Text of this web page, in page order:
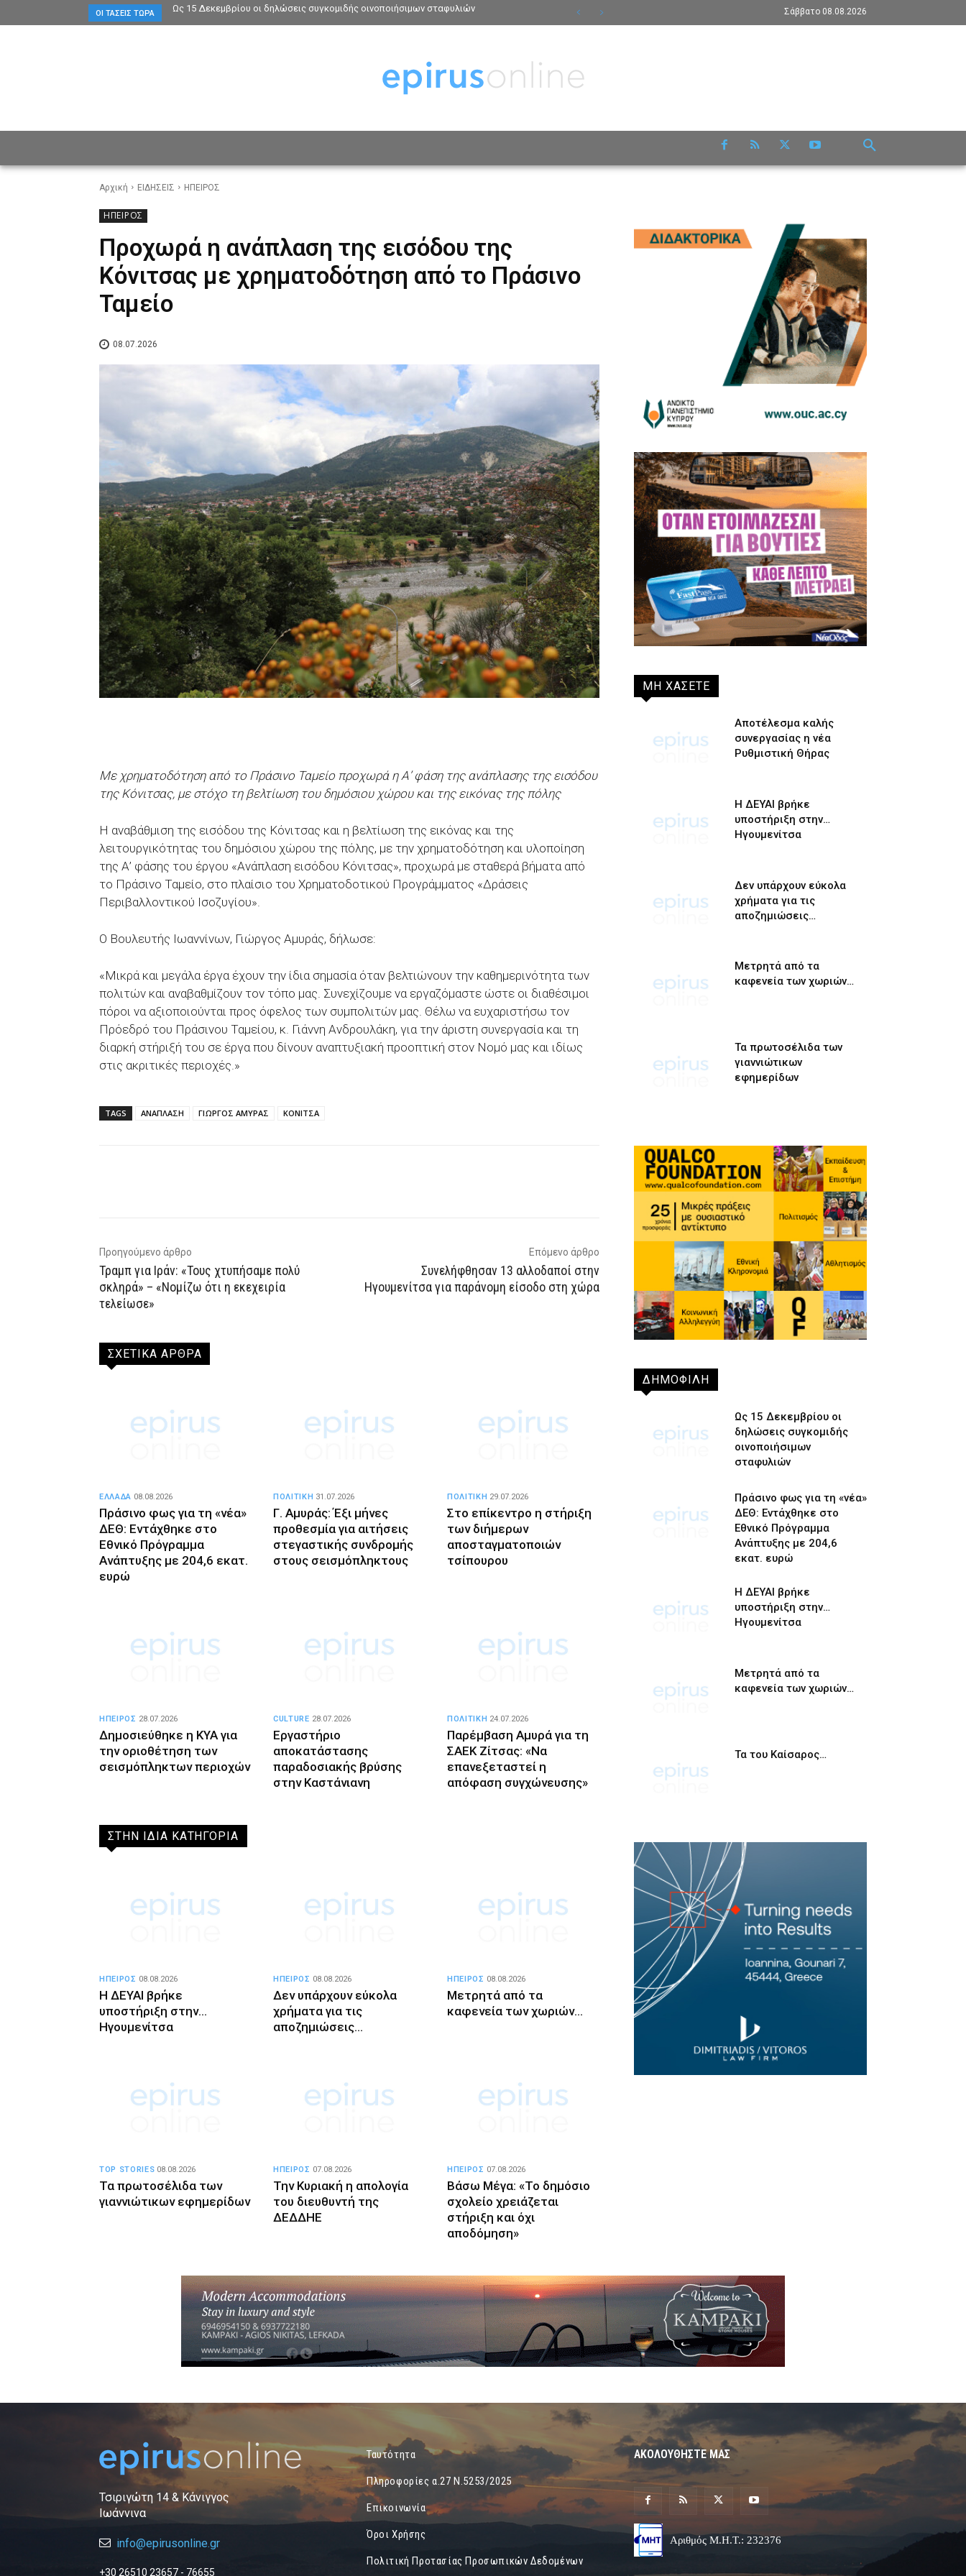
ΟΙ ΤΆΣΕΙΣ ΤΏΡΑ Ως 15 Δεκεμβρίου οι δηλώσεις συγκομιδής οινοποιήσιμων σταφυλιών Σάββατο 08.08.2026
Αρχική ΕΙΔΗΣΕΙΣ ΗΠΕΙΡΟΣ
ΗΠΕΙΡΟΣ
Προχωρά η ανάπλαση της εισόδου της
Κόνιτσας με χρηματοδότηση από το Πράσινο
Ταμείο
08.07.2026
Με χρηματοδότηση από το Πράσινο Ταμείο προχωρά η Α’ φάση της ανάπλασης της εισόδου
της Κόνιτσας, με στόχο τη βελτίωση του δημόσιου χώρου και της εικόνας της πόλης
Η αναβάθμιση της εισόδου της Κόνιτσας και η βελτίωση της εικόνας και της
λειτουργικότητας του δημόσιου χώρου της πόλης, με την χρηματοδότηση και υλοποίηση
της Α’ φάσης του έργου «Ανάπλαση εισόδου Κόνιτσας», προχωρά με σταθερά βήματα από
το Πράσινο Ταμείο, στο πλαίσιο του Χρηματοδοτικού Προγράμματος «Δράσεις
Περιβαλλοντικού Ισοζυγίου».
Ο Βουλευτής Ιωαννίνων, Γιώργος Αμυράς, δήλωσε:
«Μικρά και μεγάλα έργα έχουν την ίδια σημασία όταν βελτιώνουν την καθημερινότητα των
πολιτών και αναβαθμίζουν τον τόπο μας. Συνεχίζουμε να εργαζόμαστε ώστε οι διαθέσιμοι
πόροι να αξιοποιούνται προς όφελος των συμπολιτών μας. Θέλω να ευχαριστήσω τον
Πρόεδρό του Πράσινου Ταμείου, κ. Γιάννη Ανδρουλάκη, για την άριστη συνεργασία και τη
διαρκή στήριξή του σε έργα που δίνουν αναπτυξιακή προοπτική στον Νομό μας και ιδίως
στις ακριτικές περιοχές.»
TAGS ΑΝΑΠΛΑΣΗ ΓΙΩΡΓΟΣ ΑΜΥΡΑΣ ΚΟΝΙΤΣΑ
Προηγούμενο άρθρο
Τραμπ για Ιράν: «Τους χτυπήσαμε πολύ
σκληρά» – «Νομίζω ότι η εκεχειρία
τελείωσε»
Επόμενο άρθρο
Συνελήφθησαν 13 αλλοδαποί στην
Ηγουμενίτσα για παράνομη είσοδο στη χώρα
ΣΧΕΤΙΚΑ ΑΡΘΡΑ
Πράσινο φως για τη «νέα»
ΔΕΘ: Εντάχθηκε στο
Εθνικό Πρόγραμμα
Ανάπτυξης με 204,6 εκατ.
ευρώ
ΕΛΛΑΔΑ 08.08.2026
Γ. Αμυράς: Έξι μήνες
προθεσμία για αιτήσεις
στεγαστικής συνδρομής
στους σεισμόπληκτους
ΠΟΛΙΤΙΚΗ 31.07.2026
Στο επίκεντρο η στήριξη
των διήμερων
αποσταγματοποιών
τσίπουρου
ΠΟΛΙΤΙΚΗ 29.07.2026
Δημοσιεύθηκε η ΚΥΑ για
την οριοθέτηση των
σεισμόπληκτων περιοχών
ΗΠΕΙΡΟΣ 28.07.2026
Εργαστήριο
αποκατάστασης
παραδοσιακής βρύσης
στην Καστάνιανη
CULTURE 28.07.2026
Παρέμβαση Αμυρά για τη
ΣΑΕΚ Ζίτσας: «Να
επανεξεταστεί η
απόφαση συγχώνευσης»
ΠΟΛΙΤΙΚΗ 24.07.2026
ΣΤΗΝ ΙΔΙΑ ΚΑΤΗΓΟΡΙΑ
Η ΔΕΥΑΙ βρήκε
υποστήριξη στην…
Ηγουμενίτσα
ΗΠΕΙΡΟΣ 08.08.2026
Δεν υπάρχουν εύκολα
χρήματα για τις
αποζημιώσεις…
ΗΠΕΙΡΟΣ 08.08.2026
Μετρητά από τα
καφενεία των χωριών…
ΗΠΕΙΡΟΣ 08.08.2026
Τα πρωτοσέλιδα των
γιαννιώτικων εφημερίδων
TOP STORIES 08.08.2026
Την Κυριακή η απολογία
του διευθυντή της
ΔΕΔΔΗΕ
ΗΠΕΙΡΟΣ 07.08.2026
Βάσω Μέγα: «Το δημόσιο
σχολείο χρειάζεται
στήριξη και όχι
αποδόμηση»
ΗΠΕΙΡΟΣ 07.08.2026
ΜΗ ΧΑΣΕΤΕ
Αποτέλεσμα καλής
συνεργασίας η νέα
Ρυθμιστική Θήρας
Η ΔΕΥΑΙ βρήκε
υποστήριξη στην…
Ηγουμενίτσα
Δεν υπάρχουν εύκολα
χρήματα για τις
αποζημιώσεις…
Μετρητά από τα
καφενεία των χωριών…
Τα πρωτοσέλιδα των
γιαννιώτικων
εφημερίδων
ΔΗΜΟΦΙΛΗ
Ως 15 Δεκεμβρίου οι
δηλώσεις συγκομιδής
οινοποιήσιμων
σταφυλιών
Πράσινο φως για τη «νέα»
ΔΕΘ: Εντάχθηκε στο
Εθνικό Πρόγραμμα
Ανάπτυξης με 204,6
εκατ. ευρώ
Η ΔΕΥΑΙ βρήκε
υποστήριξη στην…
Ηγουμενίτσα
Μετρητά από τα
καφενεία των χωριών…
Τα του Καίσαρος…
Τσιριγώτη 14 & Κάνιγγος
Ιωάννινα
info@epirusonline.gr
+30 26510 23657 - 76655
Ταυτότητα
Πληροφορίες α.27 Ν.5253/2025
Επικοινωνία
Όροι Χρήσης
Πολιτική Προτασίας Προσωπικών Δεδομένων
ΑΚΟΛΟΥΘΗΣΤΕ ΜΑΣ
Αριθμός Μ.Η.Τ.: 232376